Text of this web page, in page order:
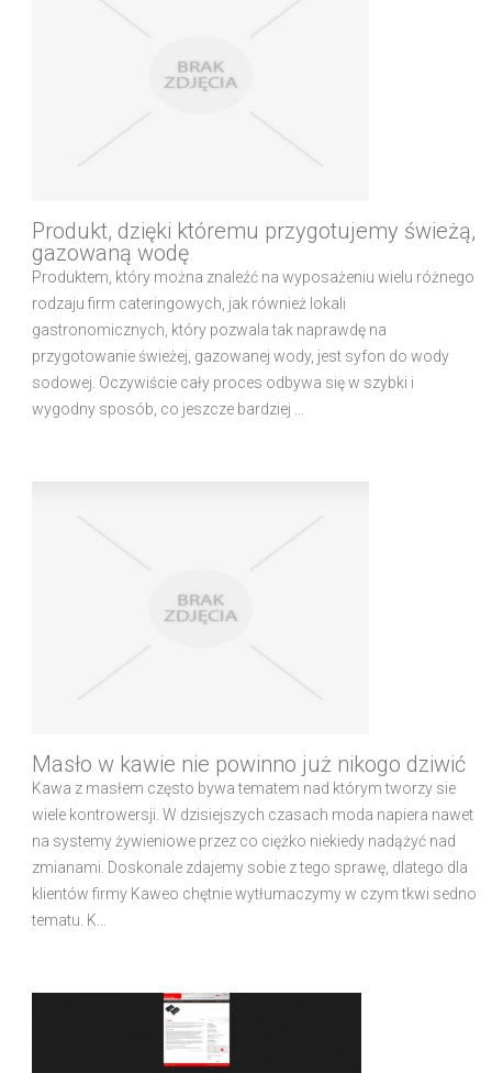
Produkt, dzięki któremu przygotujemy świeżą,
gazowaną wodę
Produktem, który można znaleźć na wyposażeniu wielu różnego
rodzaju firm cateringowych, jak również lokali
gastronomicznych, który pozwala tak naprawdę na
przygotowanie świeżej, gazowanej wody, jest syfon do wody
sodowej. Oczywiście cały proces odbywa się w szybki i
wygodny sposób, co jeszcze bardziej ...
Masło w kawie nie powinno już nikogo dziwić
Kawa z masłem często bywa tematem nad którym tworzy sie
wiele kontrowersji. W dzisiejszych czasach moda napiera nawet
na systemy żywieniowe przez co ciężko niekiedy nadążyć nad
zmianami. Doskonale zdajemy sobie z tego sprawę, dlatego dla
klientów firmy Kaweo chętnie wytłumaczymy w czym tkwi sedno
tematu. K...